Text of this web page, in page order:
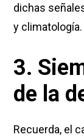
dichas
y climatología.
3.
de la
Recuerda, el